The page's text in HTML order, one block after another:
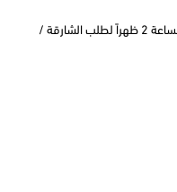
التوصيل في نفس اليوم في دبي اطلب قبل الساعة 2 ظهراً لطلب الشارقة /